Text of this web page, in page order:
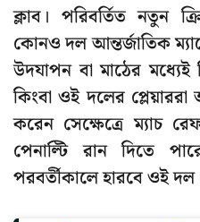
ক্লাব। পরিবর্তিত নতুন
কোনও দল আন্তর্জাতিক
উদযাপন বা মাঠের
কিংবা ওই দলের
করেন সেক্ষেত্রে ম্যাচ
পেনাল্টি রান দিতে
পরবর্তীকালে হারবে ওই